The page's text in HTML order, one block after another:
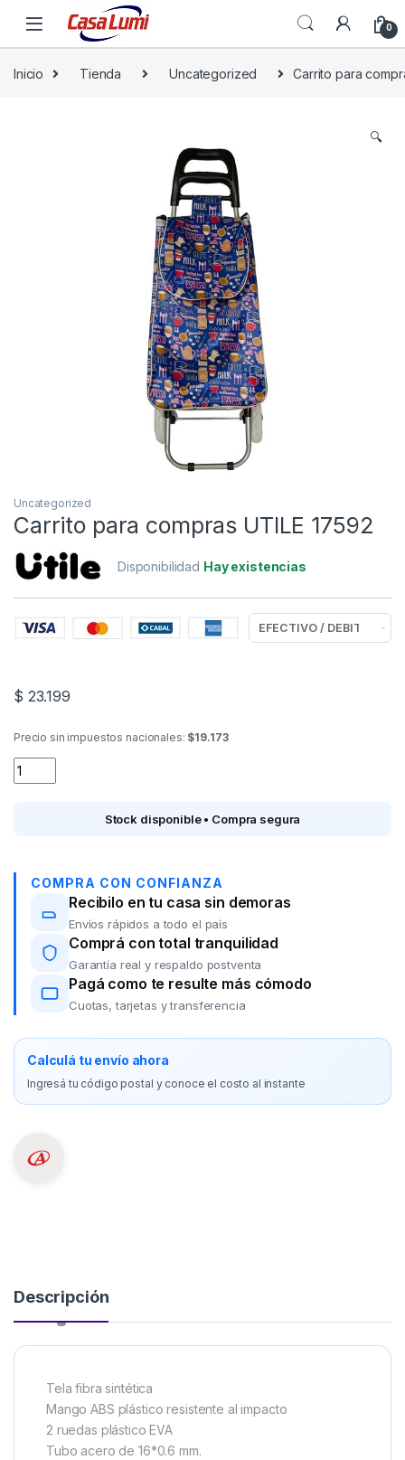
0
Inicio Tienda Uncategorized Carrito para
🔍
Uncategorized
Carrito para compras UTILE 17592
Disponibilidad Hay existencias
$ 23.199
Precio sin impuestos nacionales: $19.173
Carrito para compras UTILE 17592 quantity
Stock disponible • Compra segura
COMPRA CON CONFIANZA
Recibilo en tu casa sin demoras
Envíos rápidos a todo el país
Comprá con total tranquilidad
Garantía real y respaldo postventa
Pagá como te resulte más cómodo
Cuotas, tarjetas y transferencia
Calculá tu envío ahora
Ingresá tu código postal y conoce el costo al instante
Descripción
Tela fibra sintética
Mango ABS plástico resistente al impacto
2 ruedas plástico EVA
Tubo acero de 16*0.6 mm.